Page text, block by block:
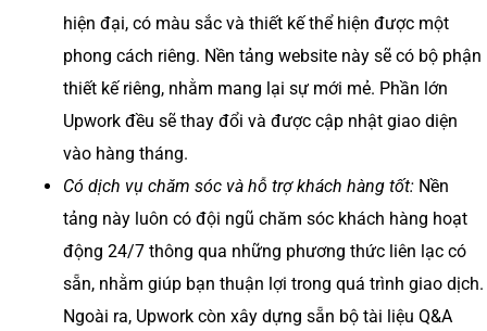
hiện đại, có màu sắc và thiết kế thể hiện được một
phong cách riêng. Nền tảng website này sẽ có bộ phận
thiết kế riêng, nhằm mang lại sự mới mẻ. Phần lớn
Upwork đều sẽ thay đổi và được cập nhật giao diện
vào hàng tháng.
Có dịch vụ chăm sóc và hỗ trợ khách hàng tốt: Nền
tảng này luôn có đội ngũ chăm sóc khách hàng hoạt
động 24/7 thông qua những phương thức liên lạc có
sẵn, nhằm giúp bạn thuận lợi trong quá trình giao dịch.
Ngoài ra, Upwork còn xây dựng sẵn bộ tài liệu Q&A